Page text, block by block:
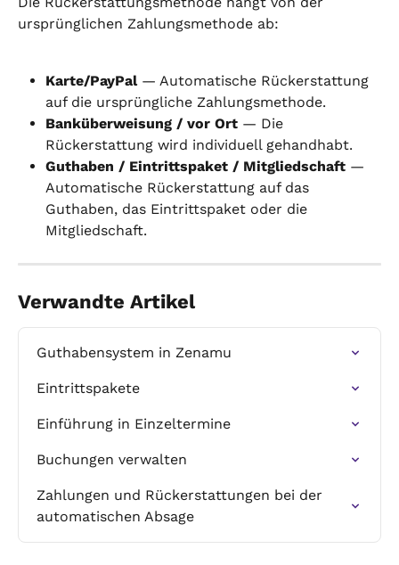
ursprünglichen Zahlungsmethode ab:
Karte/PayPal — Automatische Rückerstattung
auf die ursprüngliche Zahlungsmethode.
Banküberweisung / vor Ort — Die
Rückerstattung wird individuell gehandhabt.
Guthaben / Eintrittspaket / Mitgliedschaft —
Automatische Rückerstattung auf das
Guthaben, das Eintrittspaket oder die
Mitgliedschaft.
Verwandte Artikel
Guthabensystem in Zenamu
Eintrittspakete
Einführung in Einzeltermine
Buchungen verwalten
Zahlungen und Rückerstattungen bei der
automatischen Absage